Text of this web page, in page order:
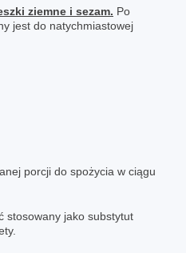
ziemne i sezam. Po
jest do natychmiastowej
porcji do spożycia w ciągu
stosowany jako substytut